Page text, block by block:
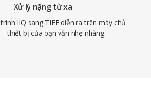
Xử lý nặng từ xa
IIQ sang TIFF diễn ra trên máy chủ
thiết bị của bạn vẫn nhẹ nhàng.